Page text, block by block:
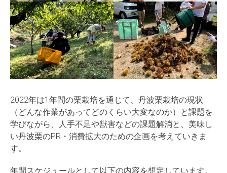
2022年は1年間の栗栽培を通じて、丹波栗栽培の現状
（どんな作業があってどのくらい大変なのか）と課題を
学びながら、人手不足や獣害などの課題解消と、美味し
い丹波栗のPR・消費拡大のための企画を考えていきま
す。
年間スケジュールとして以下の内容を想定しています。